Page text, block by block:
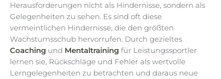
Herausforderungen nicht als Hindernisse, sondern als
Gelegenheiten zu sehen. Es sind oft diese
vermeintlichen Hindernisse, die den größten
Wachstumsschub hervorrufen. Durch gezieltes
Coaching und Mentaltraining für Leistungssportler
lernen sie, Rückschläge und Fehler als wertvolle
Lerngelegenheiten zu betrachten und daraus neue